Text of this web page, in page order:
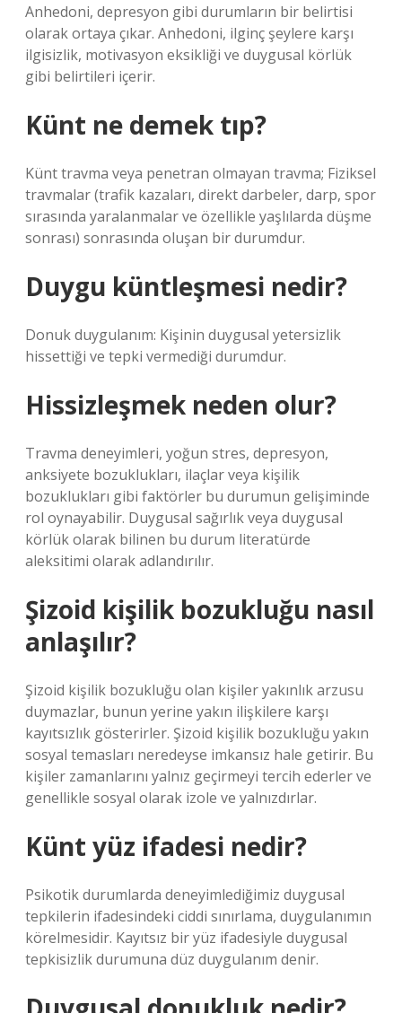
Anhedoni, depresyon gibi durumların bir belirtisi
olarak ortaya çıkar. Anhedoni, ilginç şeylere karşı
ilgisizlik, motivasyon eksikliği ve duygusal körlük
gibi belirtileri içerir.
Künt ne demek tıp?
Künt travma veya penetran olmayan travma; Fiziksel
travmalar (trafik kazaları, direkt darbeler, darp, spor
sırasında yaralanmalar ve özellikle yaşlılarda düşme
sonrası) sonrasında oluşan bir durumdur.
Duygu küntleşmesi nedir?
Donuk duygulanım: Kişinin duygusal yetersizlik
hissettiği ve tepki vermediği durumdur.
Hissizleşmek neden olur?
Travma deneyimleri, yoğun stres, depresyon,
anksiyete bozuklukları, ilaçlar veya kişilik
bozuklukları gibi faktörler bu durumun gelişiminde
rol oynayabilir. Duygusal sağırlık veya duygusal
körlük olarak bilinen bu durum literatürde
aleksitimi olarak adlandırılır.
Şizoid kişilik bozukluğu nasıl
anlaşılır?
Şizoid kişilik bozukluğu olan kişiler yakınlık arzusu
duymazlar, bunun yerine yakın ilişkilere karşı
kayıtsızlık gösterirler. Şizoid kişilik bozukluğu yakın
sosyal temasları neredeyse imkansız hale getirir. Bu
kişiler zamanlarını yalnız geçirmeyi tercih ederler ve
genellikle sosyal olarak izole ve yalnızdırlar.
Künt yüz ifadesi nedir?
Psikotik durumlarda deneyimlediğimiz duygusal
tepkilerin ifadesindeki ciddi sınırlama, duygulanımın
körelmesidir. Kayıtsız bir yüz ifadesiyle duygusal
tepkisizlik durumuna düz duygulanım denir.